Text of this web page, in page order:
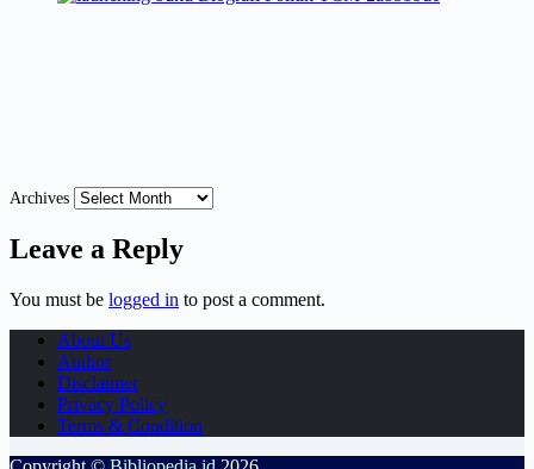
Archives
Leave a Reply
You must be logged in to post a comment.
About Us
Author
Disclaimer
Privacy Policy
Terms & Condition